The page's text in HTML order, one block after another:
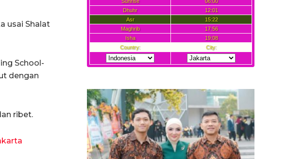
usai Shalat
School-
dengan
ribet.